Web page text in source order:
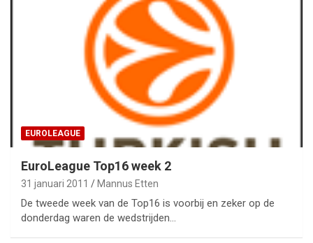
EUROLEAGUE
EuroLeague Top16 week 2
31 januari 2011 Mannus Etten
De tweede week van de Top16 is voorbij en zeker op de
donderdag waren de wedstrijden…